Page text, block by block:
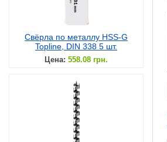
Свёрла по металлу HSS-G
Topline, DIN 338 5 шт.
Цена: 558.08 грн.